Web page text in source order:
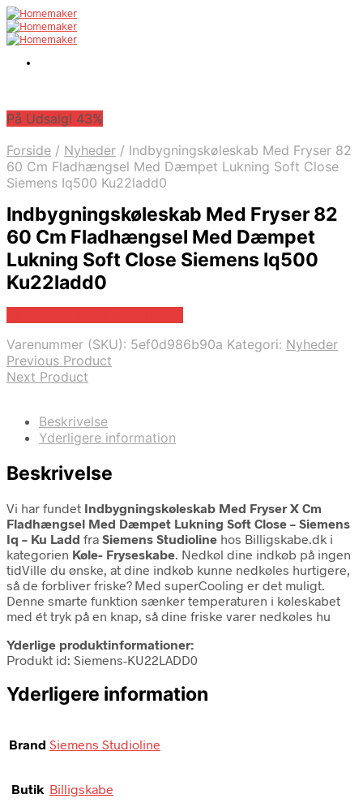
På Udsalg! 43%
Forside / Nyheder / Indbygningskøleskab Med Fryser 82
60 Cm Fladhængsel Med Dæmpet Lukning Soft Close
Siemens Iq500 Ku22ladd0
Indbygningskøleskab Med Fryser 82
60 Cm Fladhængsel Med Dæmpet
Lukning Soft Close Siemens Iq500
Ku22ladd0
Varenummer (SKU): 5ef0d986b90a Kategori: Nyheder
Previous Product
Next Product
Beskrivelse
Yderligere information
Beskrivelse
Vi har fundet Indbygningskøleskab Med Fryser X Cm
Fladhængsel Med Dæmpet Lukning Soft Close – Siemens
Iq – Ku Ladd fra Siemens Studioline hos Billigskabe.dk i
kategorien Køle- Fryseskabe. Nedkøl dine indkøb på ingen
tidVille du ønske, at dine indkøb kunne nedkøles hurtigere,
så de forbliver friske? Med superCooling er det muligt.
Denne smarte funktion sænker temperaturen i køleskabet
med ét tryk på en knap, så dine friske varer nedkøles hu
Yderlige produktinformationer:
Produkt id: Siemens-KU22LADD0
Yderligere information
Brand Siemens Studioline
Butik Billigskabe